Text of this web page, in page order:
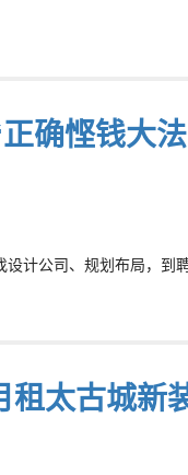
确悭钱大
设计公司、规划布局，到
太古城新